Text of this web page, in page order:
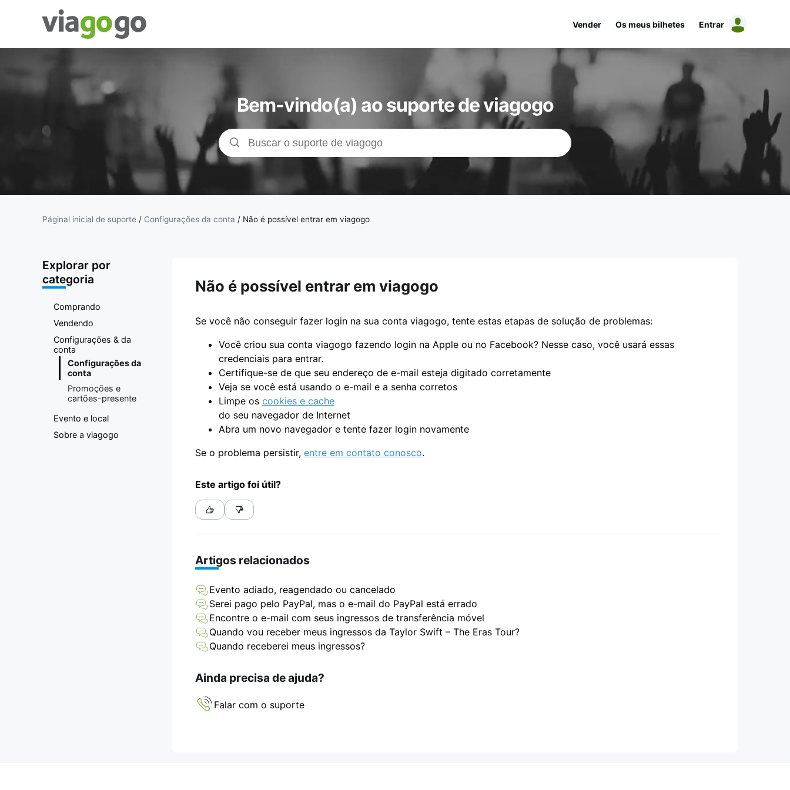
Bilhetes -
Concertos,
Desporto e
Teatro |
Bolsa de
Bilhetes da
Vender Os meus bilhetes Entrar
Bem-vindo(a) ao suporte de viagogo
Páginal inicial de suporte / Configurações da conta / Não é possível entrar em viagogo
Explorar por
categoria
Comprando
Vendendo
Configurações & da
conta
Configurações da
conta
Promoções e
cartões-presente
Evento e local
Sobre a viagogo
Não é possível entrar em viagogo
Se você não conseguir fazer login na sua conta viagogo, tente estas etapas de solução de problemas:
Você criou sua conta viagogo fazendo login na Apple ou no Facebook? Nesse caso, você usará essas
credenciais para entrar.
Certifique-se de que seu endereço de e-mail esteja digitado corretamente
Veja se você está usando o e-mail e a senha corretos
Limpe os cookies e cache
do seu navegador de Internet
Abra um novo navegador e tente fazer login novamente
Se o problema persistir, entre em contato conosco.
Este artigo foi útil?
Artigos relacionados
Evento adiado, reagendado ou cancelado
Serei pago pelo PayPal, mas o e-mail do PayPal está errado
Encontre o e-mail com seus ingressos de transferência móvel
Quando vou receber meus ingressos da Taylor Swift – The Eras Tour?
Quando receberei meus ingressos?
Ainda precisa de ajuda?
Falar com o suporte